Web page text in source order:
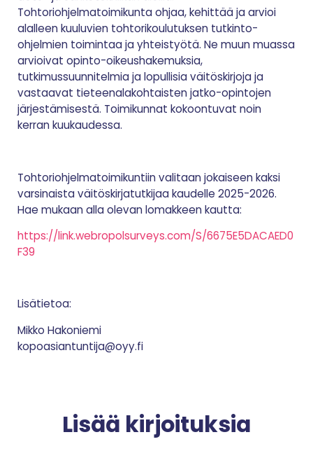
Tohtoriohjelmatoimikunta ohjaa, kehittää ja arvioi
alalleen kuuluvien tohtorikoulutuksen tutkinto-
ohjelmien toimintaa ja yhteistyötä. Ne muun muassa
arvioivat opinto-oikeushakemuksia,
tutkimussuunnitelmia ja lopullisia väitöskirjoja ja
vastaavat tieteenalakohtaisten jatko-opintojen
järjestämisestä. Toimikunnat kokoontuvat noin
kerran kuukaudessa.
Tohtoriohjelmatoimikuntiin valitaan jokaiseen kaksi
varsinaista väitöskirjatutkijaa kaudelle 2025-2026.
Hae mukaan alla olevan lomakkeen kautta:
https://link.webropolsurveys.com/S/6675E5DACAED0
F39
Lisätietoa:
Mikko Hakoniemi
kopoasiantuntija@oyy.fi
Lisää kirjoituksia